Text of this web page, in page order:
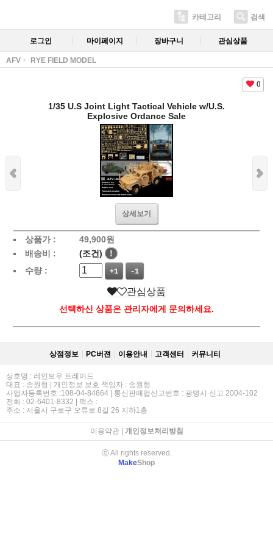
카테고리 검색
로그인 마이페이지 장바구니 관심상품
AFV RYE FIELD MODEL
0
1/35 U.S Joint Light Tactical Vehicle w/U.S.
Explosive Ordance Sale
상세보기
상품가 : 49,900원
배송비 :
(조건)
!
수량 :
+1 -1
관심상품
선택하신 상품은 관리자에게 문의하세요.
상점정보 PC버젼 이용안내 고객센터 커뮤니티
상호명 : 레인보우 트레이드
대표 : 송원형 | 개인정보 보호 책임자 : 송원형
사업자등록번호 :108-04-84864 | 통신판매업신고번호 : 광명시 신고 2004-102
전화 : 02-6401-8332 | 팩스 :
주소 : 서울시 구로구 오류로 8길 26 지하1층
이용약관| 개인정보처리방침
ⓒ All rights reserved.
MakeShop